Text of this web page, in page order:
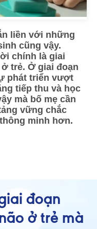
liền với những
cũng vậy.
chính là giai
ở trẻ. Ở giai đoạn
phát triển vượt
tiếp thu và học
mà bố mẹ cần
vững chắc
minh hơn.
đoạn
ở trẻ mà